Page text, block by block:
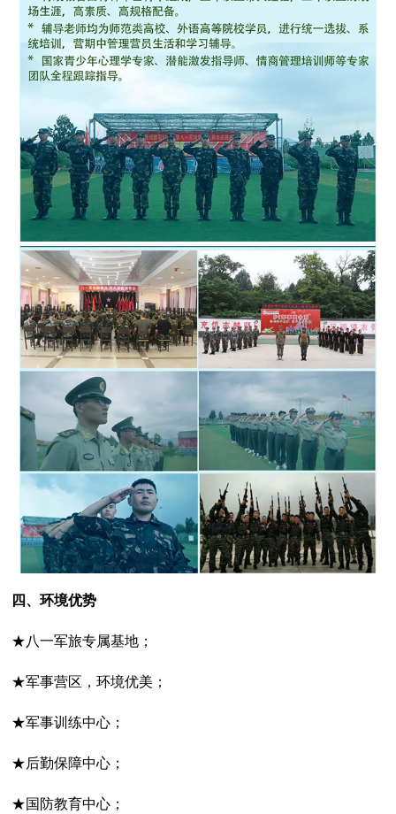
四、环境优势
★八一军旅专属基地；
★军事营区，环境优美；
★军事训练中心；
★后勤保障中心；
★国防教育中心；